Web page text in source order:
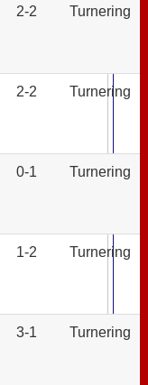
2-2 Turnering
2-2 Turnering
0-1 Turnering
1-2 Turnering
3-1 Turnering